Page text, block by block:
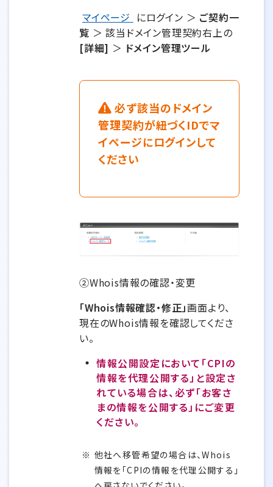
マイページ にログイン ＞ ご契約一
覧 ＞ 該当ドメイン管理契約右上の
[詳細] ＞ ドメイン管理ツール
必ず該当のドメイン
管理契約が紐づくIDでマ
イページにログインして
ください
②Whois情報の確認・変更
「Whois情報確認・修正」画面より、
現在のWhois情報を確認してくださ
い。
情報公開設定において「CPIの
情報を代理公開する」と設定さ
れている場合は、必ず「お客さ
まの情報を公開する」にご変更
ください。
他社へ移管希望の場合は、Whois
情報を「CPIの情報を代理公開する」